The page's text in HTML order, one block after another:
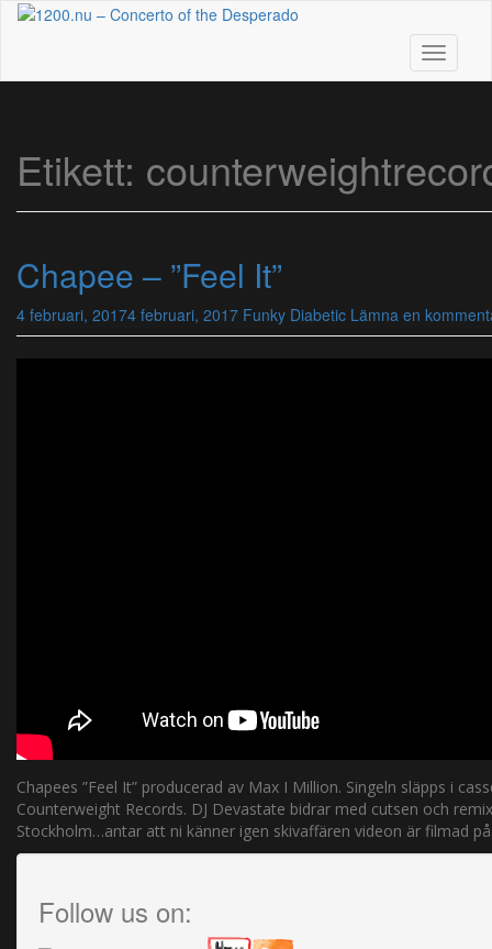
Skip
content
Toggle
Etikett:
Chapee – ”Feel It”
4 februari, 20174 februari, 2017 Funky Diabetic Lämna en
Chapees ”Feel It” producerad av Max I Million. Singeln släpps i
Counterweight Records. DJ Devastate bidrar med cutsen och
Stockholm…antar att ni känner igen skivaffären videon är filmad
Follow us on: